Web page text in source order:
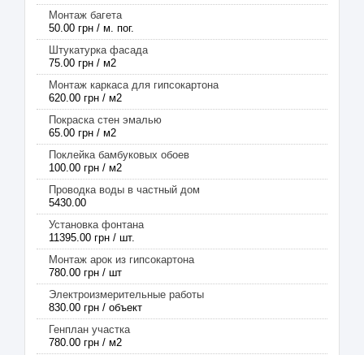
Монтаж багета
50.00 грн / м. пог.
Штукатурка фасада
75.00 грн / м2
Монтаж каркаса для гипсокартона
620.00 грн / м2
Покраска стен эмалью
65.00 грн / м2
Поклейка бамбуковых обоев
100.00 грн / м2
Проводка воды в частный дом
5430.00
Установка фонтана
11395.00 грн / шт.
Монтаж арок из гипсокартона
780.00 грн / шт
Электроизмерительные работы
830.00 грн / объект
Генплан участка
780.00 грн / м2